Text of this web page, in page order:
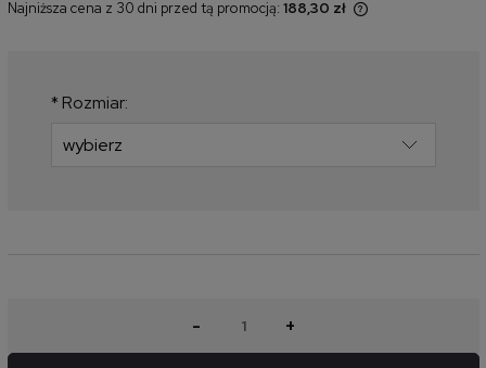
Najniższa cena z 30 dni przed tą promocją: 188,30 zł
* Rozmiar:
- +